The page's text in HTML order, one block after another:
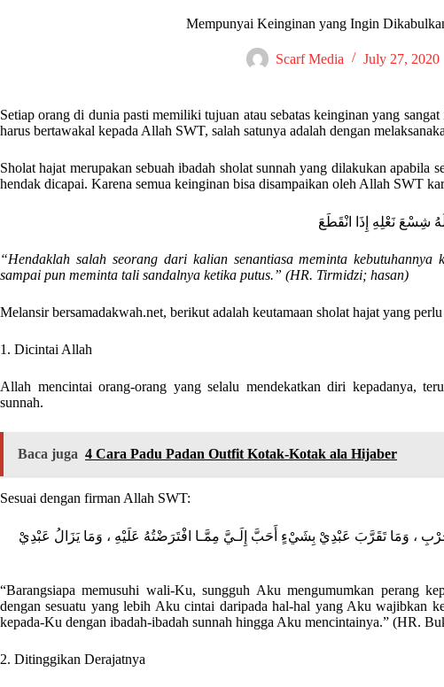
Mempunyai Keinginan yang Ingin
Scarf Media July 27, 2020
Setiap orang di dunia pasti memiliki tujuan atau sebatas keinginan yang
harus bertawakal kepada Allah SWT, salah satunya adalah dengan
Sholat hajat merupakan sebuah ibadah sholat sunnah yang dilakukan apabila
hendak dicapai. Karena semua keinginan bisa disampaikan oleh Allah SWT
شِسْعَ نَعْلِهِ إِذَا انْقَطَعَ
“Hendaklah salah seorang dari kalian senantiasa meminta kebutuhannya
sampai pun meminta tali sandalnya ketika putus.” (HR. Tirmidzi; hasan)
Melansir bersamadakwah.net, berikut adalah keutamaan sholat hajat yang
1. Dicintai Allah
Allah mencintai orang-orang yang selalu mendekatkan diri kepadanya,
sunnah.
Baca juga 4 Cara Padu Padan Outfit Kotak-Kotak ala Hijaber
Sesuai dengan firman Allah SWT:
، وَمَا تَقَرَّبَ عَبْدِيْ بِشَيْءٍ أَحَبَّ إِلَـيَّ مِمَّـا افْتَرَضْتُهُ عَلَيْهِ ، وَمَا يَزَالُ عَبْدِيْ
“Barangsiapa memusuhi wali-Ku, sungguh Aku mengumumkan perang
dengan sesuatu yang lebih Aku cintai daripada hal-hal yang Aku wajibkan
kepada-Ku dengan ibadah-ibadah sunnah hingga Aku mencintainya.” (HR.
2. Ditinggikan Derajatnya